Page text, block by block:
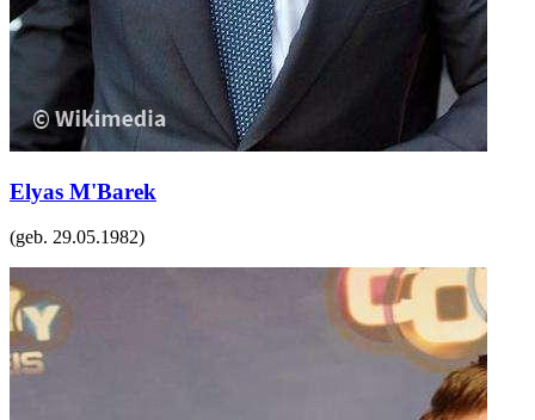
Elyas M'Barek
(geb. 29.05.1982)